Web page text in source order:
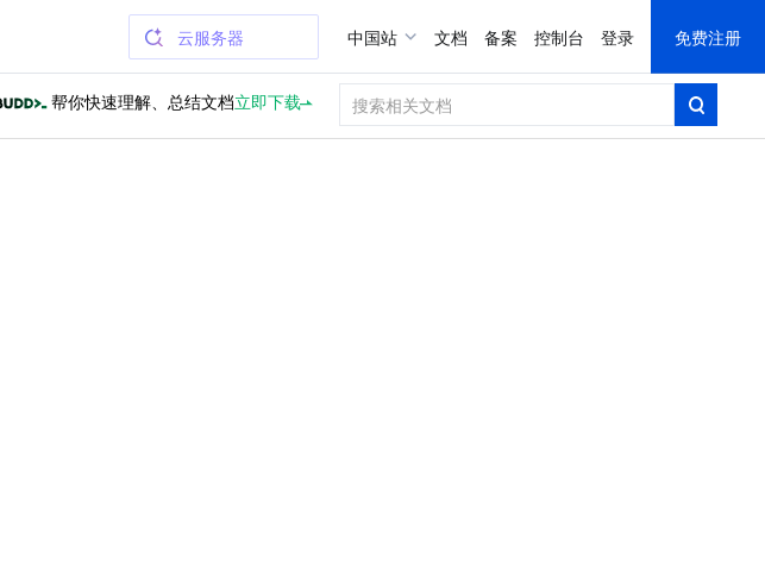
云服务器 中国站 文档 备案 控制台 登录 免费注册
帮你快速理解、总结文档立即下载